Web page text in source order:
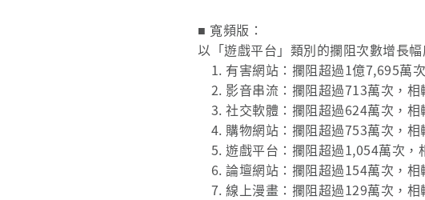
■ 寬頻版：
以「遊戲平台」類別的攔阻次數增長
1. 有害網站：攔阻超過1億7,695萬
2. 影音串流：攔阻超過713萬次，相
3. 社交軟體：攔阻超過624萬次，相
4. 購物網站：攔阻超過753萬次，相
5. 遊戲平台：攔阻超過1,054萬次，
6. 論壇網站：攔阻超過154萬次，相
7. 線上漫畫：攔阻超過129萬次，相